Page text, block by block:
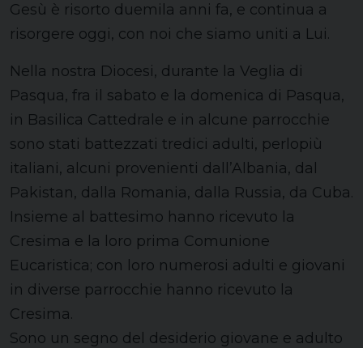
Gesù è risorto duemila anni fa, e continua a
risorgere oggi, con noi che siamo uniti a Lui.
Nella nostra Diocesi, durante la Veglia di
Pasqua, fra il sabato e la domenica di Pasqua,
in Basilica Cattedrale e in alcune parrocchie
sono stati battezzati tredici adulti, perlopiù
italiani, alcuni provenienti dall’Albania, dal
Pakistan, dalla Romania, dalla Russia, da Cuba.
Insieme al battesimo hanno ricevuto la
Cresima e la loro prima Comunione
Eucaristica; con loro numerosi adulti e giovani
in diverse parrocchie hanno ricevuto la
Cresima.
Sono un segno del desiderio giovane e adulto